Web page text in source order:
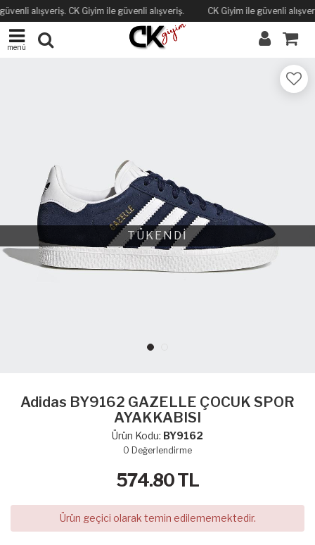
alışveriş. CK Giyim ile güvenli alışveriş. CK Giyim ile güvenli
menü
TÜKENDİ
Adidas BY9162 GAZELLE ÇOCUK SPOR
AYAKKABISI
Ürün Kodu: BY9162
0 Değerlendirme
574.80TL
Ürün geçici olarak temin edilememektedir.